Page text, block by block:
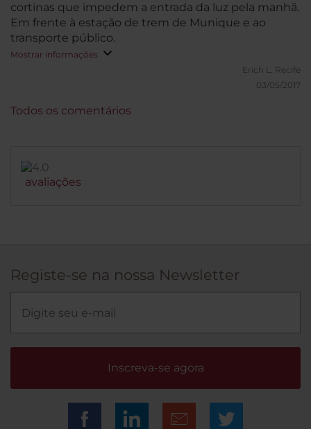
cortinas que impedem a entrada da luz pela manhã.
Em frente à estação de trem de Munique e ao
transporte público.
Mostrar informações
Erich L. Recife
03/05/2017
avaliações
Todos os comentários
Registe-se na nossa Newsletter
Inscreva-se agora